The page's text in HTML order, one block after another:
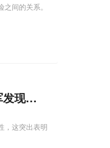
之间的关系。
现常见
，这突出表明